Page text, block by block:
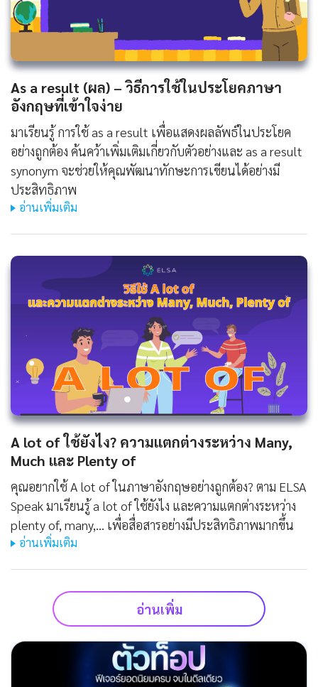
As a result (ผล) – วิธีการใช้ในประโยคภาษา
อังกฤษที่เข้าใจง่าย
มาเรียนรู้ การใช้ as a result เพื่อแสดงผลลัพธ์ในประโยค
อย่างถูกต้อง ค้นคว้าเพิ่มเติมเกี่ยวกับตัวอย่างและ as a result
synonym จะช่วยให้คุณพัฒนาทักษะการเขียนได้อย่างมี
ประสิทธิภาพ
อ่านเพิ่มเติม
A lot of ใช้ยังไง? ความแตกต่างระหว่าง Many,
Much และ Plenty of
คุณอยากใช้ A lot of ในภาษาอังกฤษอย่างถูกต้อง? ตาม ELSA
Speak มาเรียนรู้ a lot of ใช้ยังไง และความแตกต่างระหว่าง
plenty of, many,... เพื่อสื่อสารอย่างมีประสิทธิภาพมากขึ้น
อ่านเพิ่มเติม
อ่านเพิ่ม